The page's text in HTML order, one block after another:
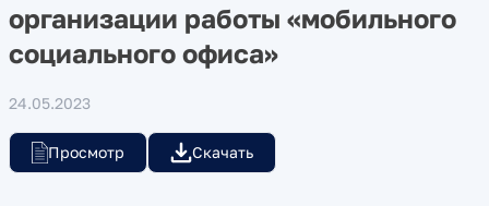
организации работы «мобильного
социального офиса»
24.05.2023
Просмотр Скачать